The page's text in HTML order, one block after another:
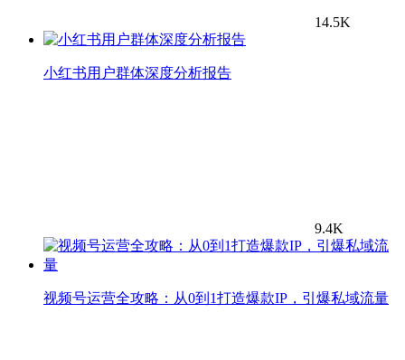
14.5K
小红书用户群体深度分析报告
9.4K
视频号运营全攻略：从0到1打造爆款IP，引爆私域流量